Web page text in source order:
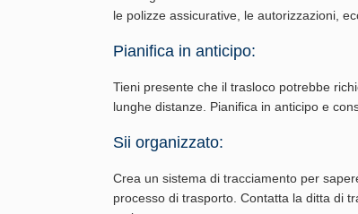
le polizze assicurative, le autorizzazioni,
Pianifica in anticipo:
Tieni presente che il trasloco potrebbe
lunghe distanze. Pianifica in anticipo e
Sii organizzato:
Crea un sistema di tracciamento per
processo di trasporto. Contatta la ditta di